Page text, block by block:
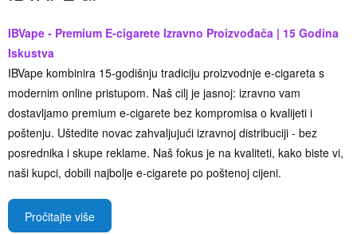
IBVape - Premium E-cigarete Izravno Proizvođača | 15 Godina
Iskustva
IBVape kombinira 15-godišnju tradiciju proizvodnje e-cigareta s
modernim online pristupom. Naš cilj je jasnoj: izravno vam
dostavljamo premium e-cigarete bez kompromisa o kvalijeti i
poštenju. Uštedite novac zahvaljujući izravnoj distribuciji - bez
posrednika i skupe reklame. Naš fokus je na kvaliteti, kako biste vi,
naši kupci, dobili najbolje e-cigarete po poštenoj cijeni.
Pročitajte više